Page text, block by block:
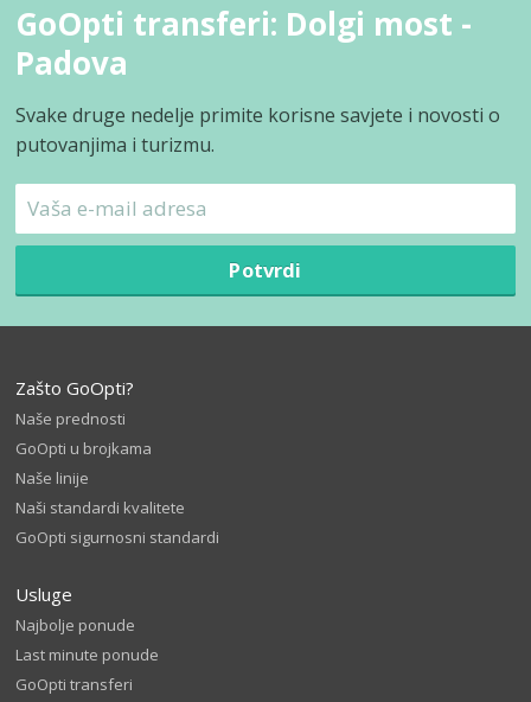
GoOpti transferi: Dolgi most -
Padova
Svake druge nedelje primite korisne savjete i novosti o
putovanjima i turizmu.
Potvrdi
Zašto GoOpti?
Naše prednosti
GoOpti u brojkama
Naše linije
Naši standardi kvalitete
GoOpti sigurnosni standardi
Usluge
Najbolje ponude
Last minute ponude
GoOpti transferi